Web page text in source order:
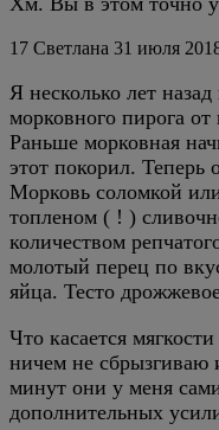
17 Светлана 31 июля
Я несколько лет
морковного пирога
Раньше морковная
этот покорил.
Морковь соломкой
топленом ( ! )
количеством
молотый перец по
яйца. Тесто
Что касается
ничем не сбрызгиваю
минут они у меня
дополнительных